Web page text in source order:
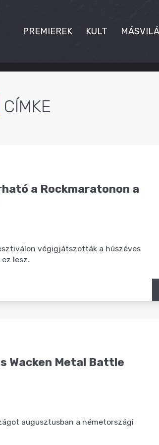
PREMIEREK KULT
CÍMKE
a Rockmaratonon a
végigjátszották a húszéves
lesz.
Wacken Metal Battle
augusztusban a németországi